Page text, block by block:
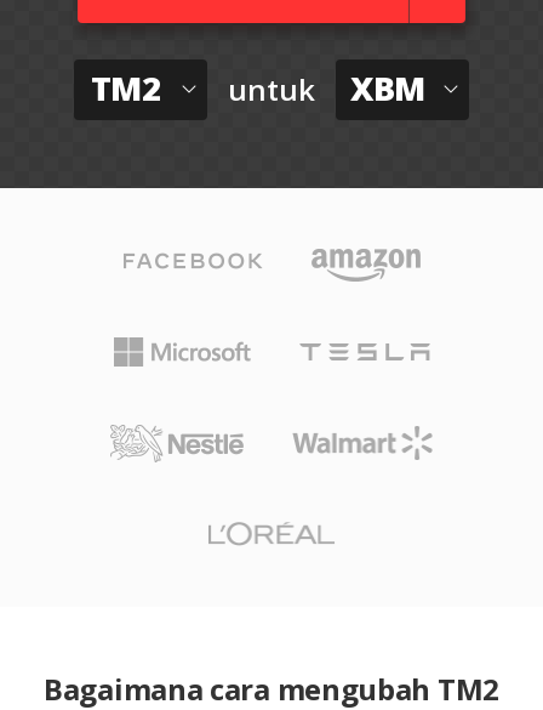
TM2 untuk XBM
Bagaimana cara mengubah TM2